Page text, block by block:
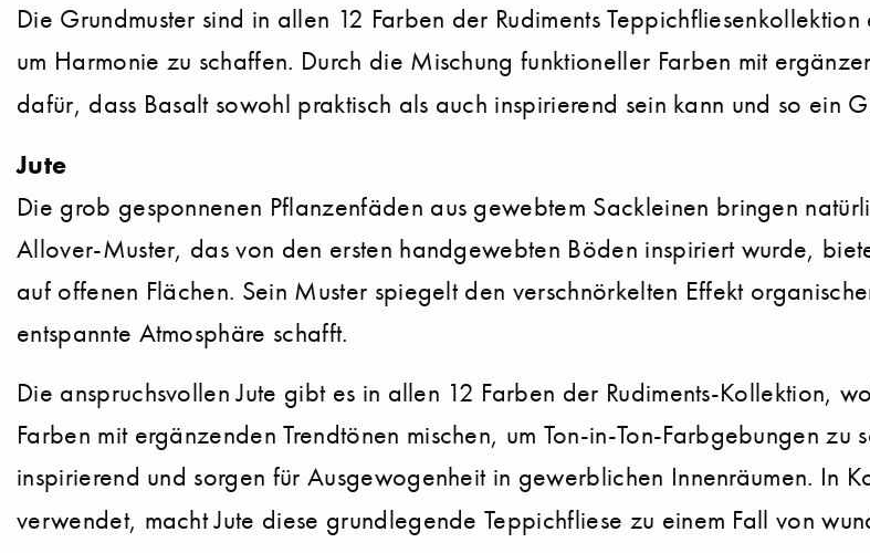
Die Grundmuster sind in allen 12 Farben der Rudiments
um Harmonie zu schaffen. Durch die Mischung funktioneller Farben mit
dafür, dass Basalt sowohl praktisch als auch inspirierend sein kann und so ein
Jute
Die grob gesponnenen Pflanzenfäden aus gewebtem Sackleinen bringen
Allover-Muster, das von den ersten handgewebten Böden inspiriert wurde,
auf offenen Flächen. Sein Muster spiegelt den verschnörkelten Effekt
entspannte Atmosphäre schafft.
Die anspruchsvollen Jute gibt es in allen 12 Farben der Rudiments-Kollektion,
Farben mit ergänzenden Trendtönen mischen, um Ton-in-Ton-Farbgebungen
inspirierend und sorgen für Ausgewogenheit in gewerblichen Innenräumen. In
verwendet, macht Jute diese grundlegende Teppichfliese zu einem Fall von